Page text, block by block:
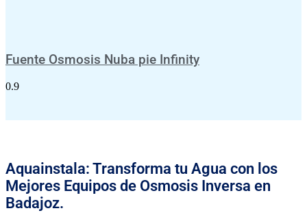
Fuente Osmosis Nuba pie Infinity
Aquainstala: Transforma tu Agua con los
Mejores Equipos de Osmosis Inversa en
Badajoz.